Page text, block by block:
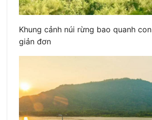
Khung cảnh núi rừng bao quanh
giản đơn